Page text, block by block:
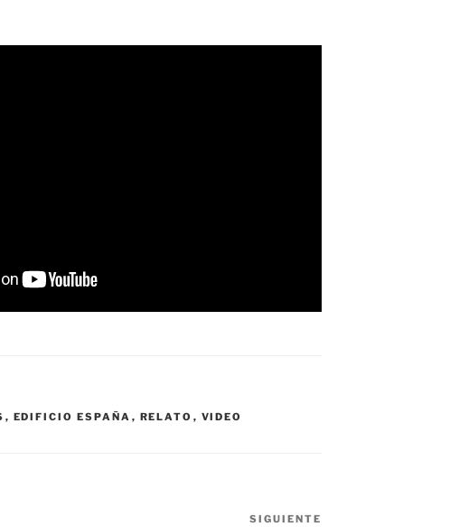
, EDIFICIO ESPAÑA , RELATO , VIDEO
SIGUIENTE